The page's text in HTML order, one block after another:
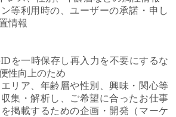
ン等利用時の、ユーザーの承諾・申し
情報
IDを一時保存し再入力を不要にするな
性向上のため
エリア、年齢層や性別、興味・関心等
集・解析し、ご希望に合ったお仕事
掲載するための企画・開発（マーケ